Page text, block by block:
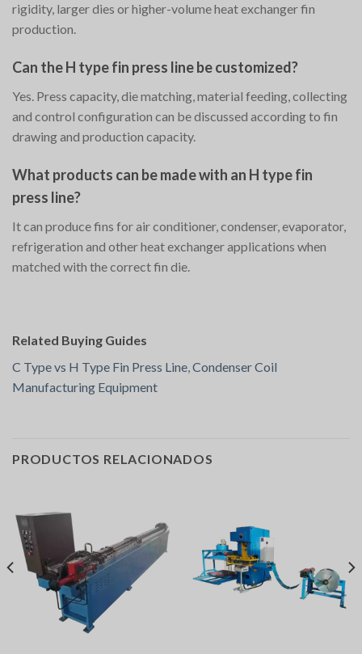
rigidity, larger dies or higher-volume heat exchanger fin
production.
Can the H type fin press line be customized?
Yes. Press capacity, die matching, material feeding, collecting
and control configuration can be discussed according to fin
drawing and production capacity.
What products can be made with an H type fin
press line?
It can produce fins for air conditioner, condenser, evaporator,
refrigeration and other heat exchanger applications when
matched with the correct fin die.
Related Buying Guides
C Type vs H Type Fin Press Line,Condenser Coil
Manufacturing Equipment
PRODUCTOS RELACIONADOS